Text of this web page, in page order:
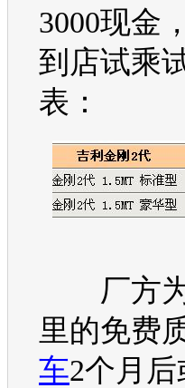
3000现金
到店试乘
表：
厂方
里的免费
车2个月